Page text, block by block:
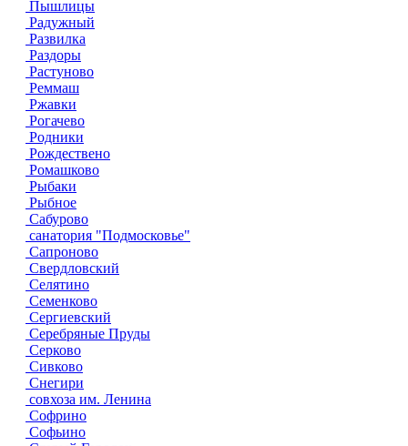
Пышлицы
Радужный
Развилка
Раздоры
Растуново
Реммаш
Ржавки
Рогачево
Родники
Рождествено
Ромашково
Рыбаки
Рыбное
Сабурово
санатория "Подмосковье"
Сапроново
Свердловский
Селятино
Семенково
Сергиевский
Серебряные Пруды
Серково
Сивково
Снегири
совхоза им. Ленина
Софрино
Софьино